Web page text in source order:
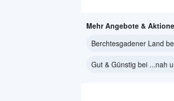
Mehr Angebote &
Berchtesgadener Land
Gut & Günstig bei ...nah